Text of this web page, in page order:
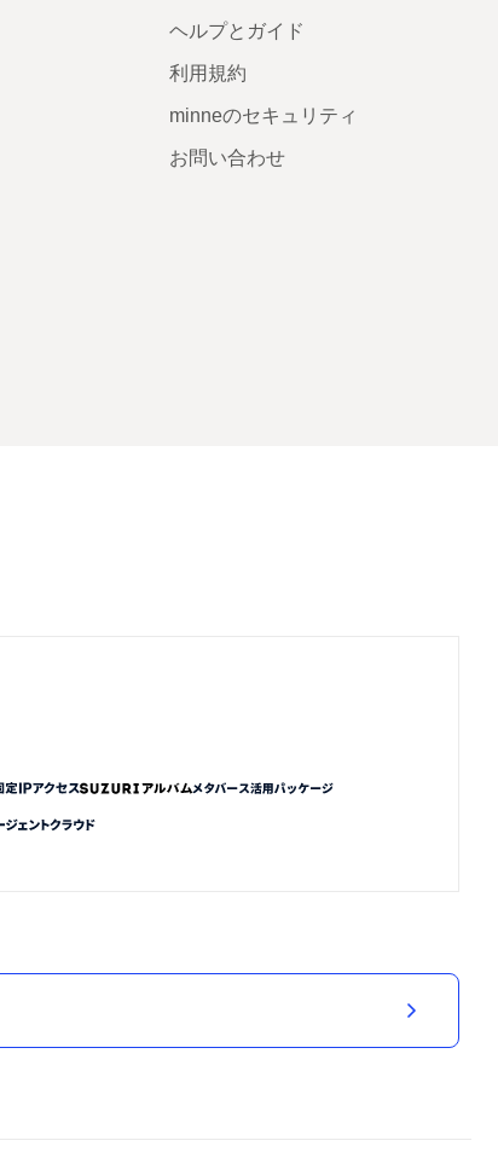
ヘルプとガイド
利用規約
minneのセキュリティ
お問い合わせ